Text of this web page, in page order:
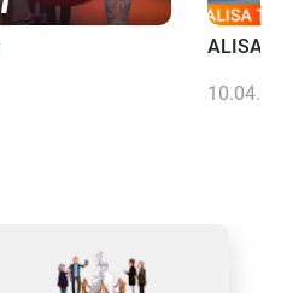
ALISA
10.04.26